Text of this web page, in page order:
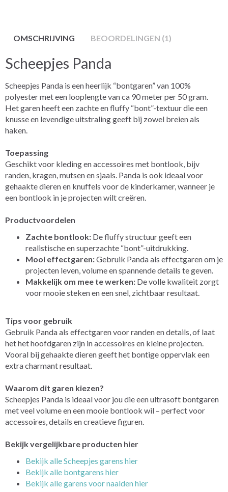
OMSCHRIJVING BEOORDELINGEN (1)
Scheepjes Panda
Scheepjes Panda is een heerlijk “bontgaren” van 100%
polyester met een looplengte van ca 90 meter per 50 gram.
Het garen heeft een zachte en fluffy “bont”-textuur die een
knusse en levendige uitstraling geeft bij zowel breien als
haken.
Toepassing
Geschikt voor kleding en accessoires met bontlook, bijv
randen, kragen, mutsen en sjaals. Panda is ook ideaal voor
gehaakte dieren en knuffels voor de kinderkamer, wanneer je
een bontlook in je projecten wilt creëren.
Productvoordelen
Zachte bontlook: De fluffy structuur geeft een
realistische en superzachte “bont”-uitdrukking.
Mooi effectgaren:Gebruik Panda als effectgaren om je
projecten leven, volume en spannende details te geven.
Makkelijk om mee te werken: De volle kwaliteit zorgt
voor mooie steken en een snel, zichtbaar resultaat.
Tips voor gebruik
Gebruik Panda als effectgaren voor randen en details, of laat
het het hoofdgaren zijn in accessoires en kleine projecten.
Vooral bij gehaakte dieren geeft het bontige oppervlak een
extra charmant resultaat.
Waarom dit garen kiezen?
Scheepjes Panda is ideaal voor jou die een ultrasoft bontgaren
met veel volume en een mooie bontlook wil – perfect voor
accessoires, details en creatieve figuren.
Bekijk vergelijkbare producten hier
Bekijk alle Scheepjes garens hier
Bekijk alle bontgarens hier
Bekijk alle garens voor naalden hier